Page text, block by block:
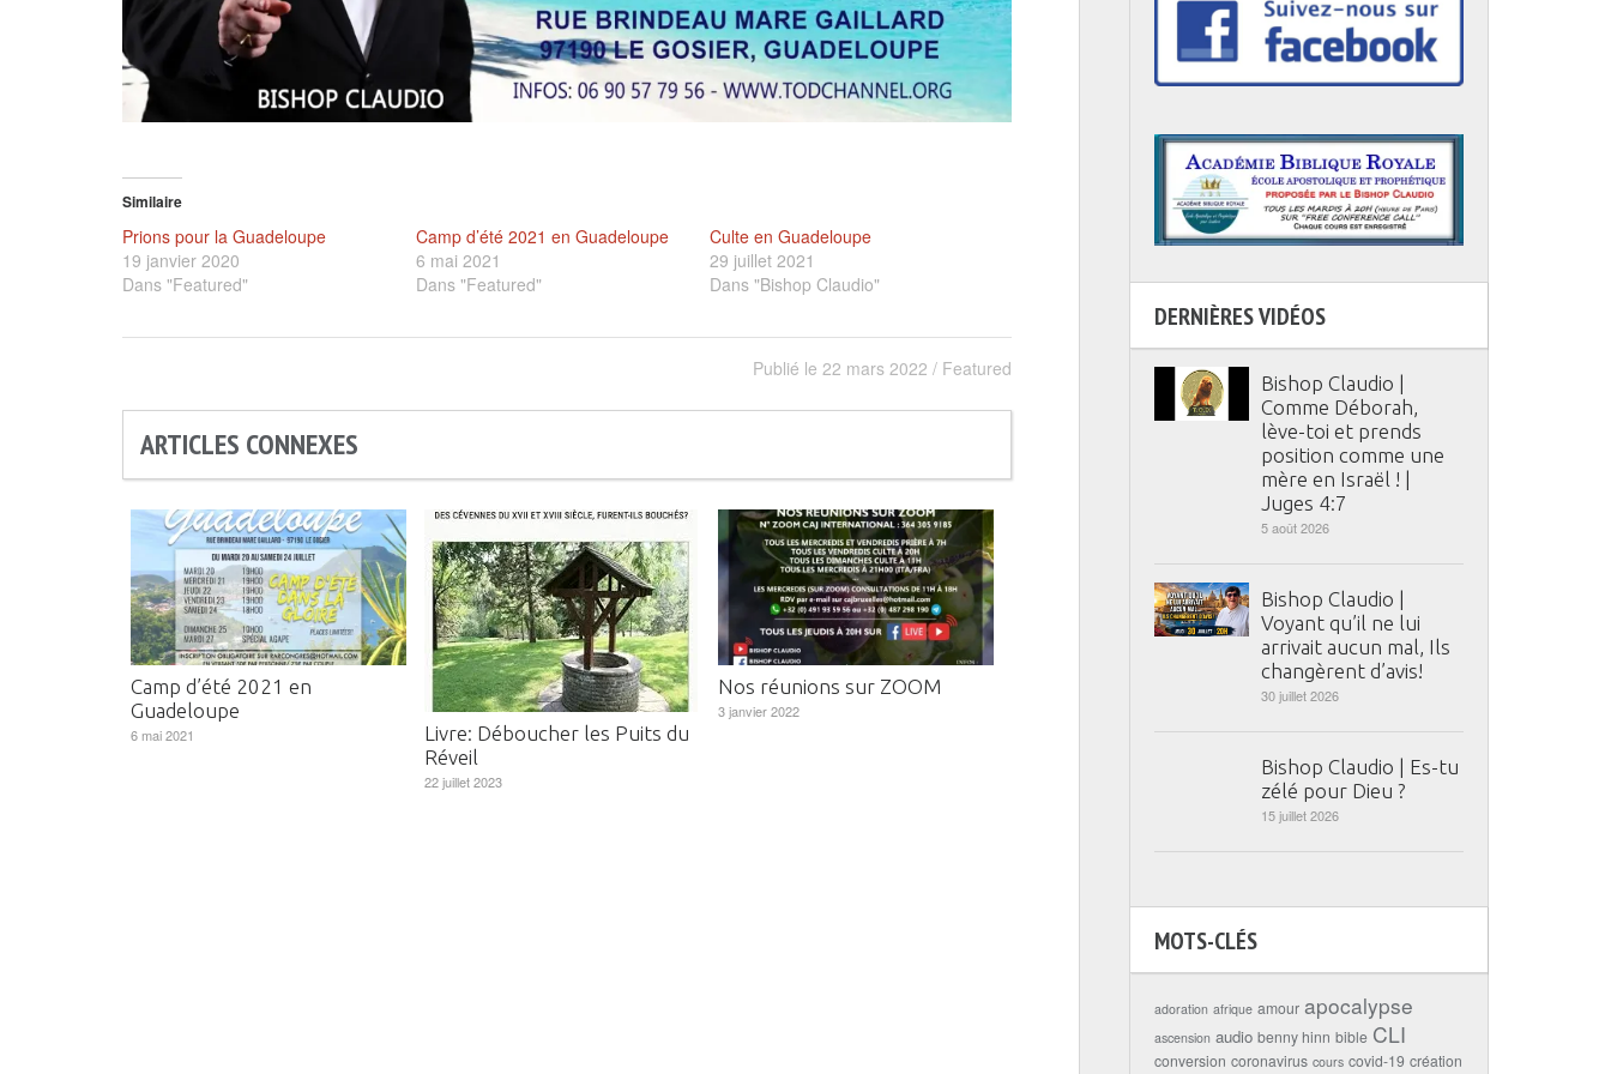
Similaire
Prions pour la Guadeloupe
19 janvier 2020
Dans "Featured"
Camp d’été 2021 en Guadeloupe
6 mai 2021
Dans "Featured"
Culte en Guadeloupe
29 juillet 2021
Dans "Bishop Claudio"
Publié le 22 mars 2022 / Featured
ARTICLES CONNEXES
Camp d’été 2021 en
Guadeloupe
6 mai 2021
Livre: Déboucher les Puits du
Réveil
22 juillet 2023
Nos réunions sur ZOOM
3 janvier 2022
DERNIÈRES VIDÉOS
Bishop Claudio |
Comme Déborah,
lève-toi et prends
position comme une
mère en Israël ! |
Juges 4:7
5 août 2026
Bishop Claudio |
Voyant qu’il ne lui
arrivait aucun mal, Ils
changèrent d’avis!
30 juillet 2026
Bishop Claudio | Es-tu
zélé pour Dieu ?
15 juillet 2026
MOTS-CLÉS
adoration afrique amour apocalypse
ascension audio benny hinn bible CLI
conversion coronavirus cours covid-19 création